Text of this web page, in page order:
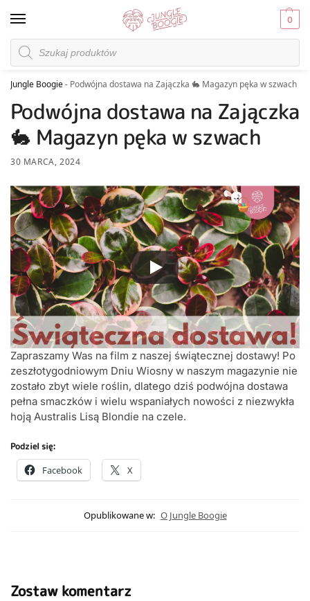
0
Jungle Boogie- Podwójna dostawa na Zajączka 🐇 Magazyn pęka w szwach
Podwójna dostawa na Zajączka
🐇 Magazyn pęka w szwach
30 MARCA, 2024
Zapraszamy Was na film z naszej świątecznej dostawy! Po
zeszłotygodniowym Dniu Wiosny w naszym magazynie nie
zostało zbyt wiele roślin, dlatego dziś podwójna dostawa
pełna smaczków i wielu wspaniałych nowości z niezwykła
hoją Australis Lisą Blondie na czele.
Podziel się:
Facebook X
Opublikowane w: O Jungle Boogie
Zostaw komentarz